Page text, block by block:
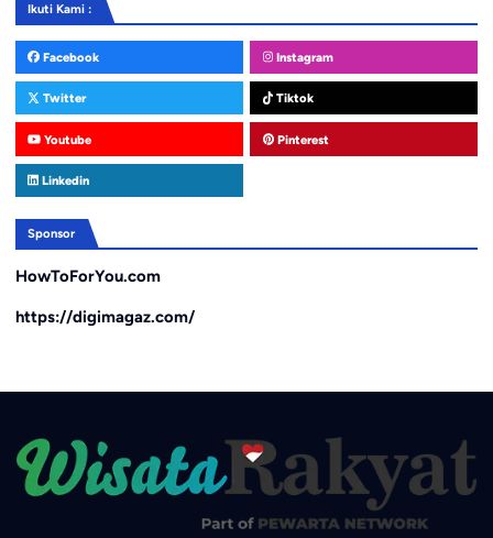
Ikuti Kami :
Facebook Instagram
Twitter Tiktok
Youtube Pinterest
Linkedin
Sponsor
HowToForYou.com
https://digimagaz.com/